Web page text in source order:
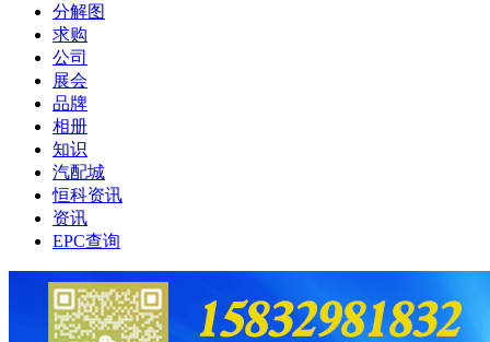
分解图
求购
公司
展会
品牌
相册
知识
汽配城
恒科资讯
资讯
EPC查询